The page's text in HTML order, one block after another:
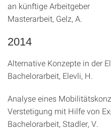
an künftige Arbeitgeber
Masterarbeit, Gelz, A.
2014
Alternative Konzepte in der
Bachelorarbeit, Elevli, H.
Analyse eines
Verstetigung mit Hilfe von
Bachelorarbeit, Stadler, V.